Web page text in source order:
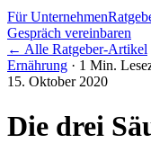
Für Unternehmen
Gespräch vereinbaren
← Alle Ratgeber-Artikel
Ernährung · 1 Min.
15. Oktober 2020
Die drei